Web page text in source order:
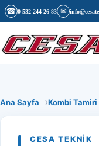
İçeriğe geç
☎ 0 532 244 26 83 ✉
Ana Sayfa Kombi Tamiri
CESA TEKNIK